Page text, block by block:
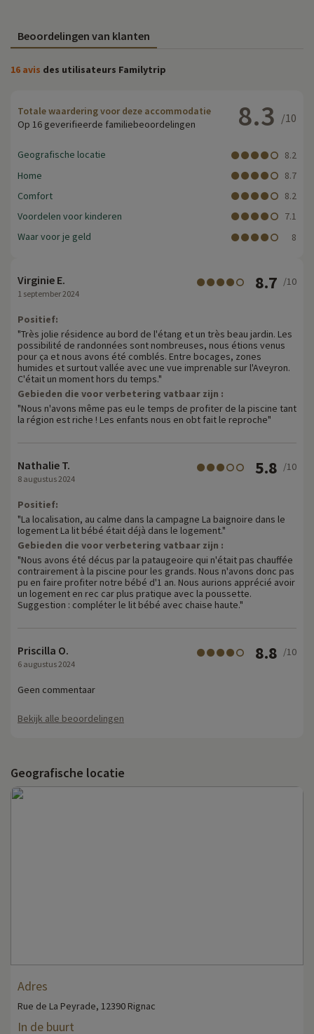
Beoordelingen van klanten
16 avis des utilisateurs Familytrip
Totale waardering voor deze accommodatie
Op 16 geverifieerde familiebeoordelingen
8.3 /10
Geografische locatie
8.2
Home
8.7
Comfort
8.2
Voordelen voor kinderen
7.1
Waar voor je geld
8
Virginie E.
1 september 2024
8.7 /10
Positief:
"Très jolie résidence au bord de l'étang et un très beau jardin. Les
possibilité de randonnées sont nombreuses, nous étions venus
pour ça et nous avons été comblés. Entre bocages, zones
humides et surtout vallée avec une vue imprenable sur l'Aveyron.
C'était un moment hors du temps."
Gebieden die voor verbetering vatbaar zijn :
"Nous n'avons même pas eu le temps de profiter de la piscine tant
la région est riche ! Les enfants nous en obt fait le reproche"
Nathalie T.
8 augustus 2024
5.8 /10
Positief:
"La localisation, au calme dans la campagne La baignoire dans le
logement La lit bébé était déjà dans le logement."
Gebieden die voor verbetering vatbaar zijn :
"Nous avons été décus par la pataugeoire qui n'était pas chauffée
contrairement à la piscine pour les grands. Nous n'avons donc pas
pu en faire profiter notre bébé d'1 an. Nous aurions apprécié avoir
un logement en rec car plus pratique avec la poussette.
Suggestion : compléter le lit bébé avec chaise haute."
Priscilla O.
6 augustus 2024
8.8 /10
Geen commentaar
Bekijk alle beoordelingen
Geografische locatie
Adres
Rue de La Peyrade, 12390 Rignac
In de buurt